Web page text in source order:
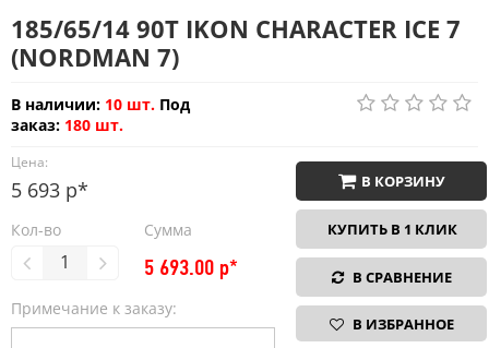
185/65/14 90T IKON CHARACTER ICE 7
(NORDMAN 7)
В наличии: 10 шт. Под
заказ: 180 шт.
Цена:
5 693 р*
Кол-во Сумма
5 693.00 р*
Примечание к заказу:
В КОРЗИНУ
КУПИТЬ В 1 КЛИК
В СРАВНЕНИЕ
В ИЗБРАННОЕ